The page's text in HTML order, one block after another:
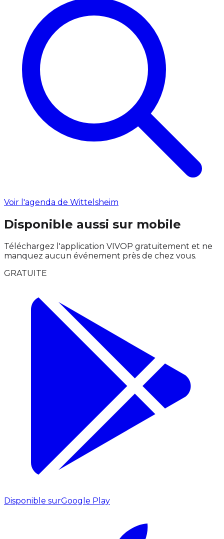
Voir l'agenda de Wittelsheim
Disponible aussi sur mobile
Téléchargez l'application VIVOP gratuitement et ne
manquez aucun événement près de chez vous.
GRATUITE
Disponible surGoogle Play